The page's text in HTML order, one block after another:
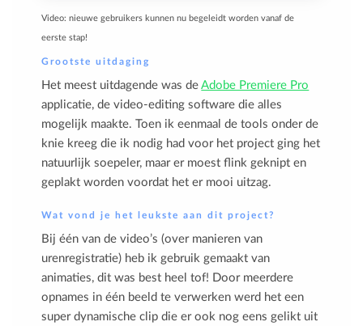
Video: nieuwe gebruikers kunnen nu begeleidt worden vanaf de
eerste stap!
Grootste uitdaging
Het meest uitdagende was deAdobe Premiere Pro
applicatie, de video-editing software die alles
mogelijk maakte. Toen ik eenmaal de tools onder de
knie kreeg die ik nodig had voor het project ging het
natuurlijk soepeler, maar er moest flink geknipt en
geplakt worden voordat het er mooi uitzag.
Wat vond je het leukste aan dit project?
Bij één van de video’s (over manieren van
urenregistratie) heb ik gebruik gemaakt van
animaties, dit was best heel tof! Door meerdere
opnames in één beeld te verwerken werd het een
super dynamische clip die er ook nog eens gelikt uit